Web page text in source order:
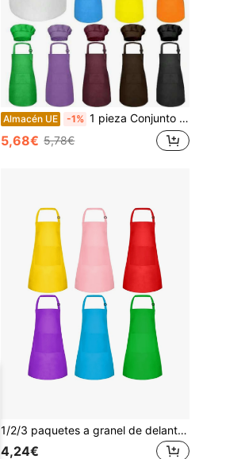
Almacén UE -1% 1 pieza Conjunto de delantal y gorro de chef para niños, delantal para niños/niñas con 2 bolsillos, ajustable, delantal para pintura infantil, adecuado para cocinar, aula, hornear, pintar, manualidades, asar a la parrilla, DIY, fiestas, edades 6-13
5,68€ 5,78€
1/2/3 paquetes a granel de delantal infantil con 2 bolsillos y ajustable de estilo chef para arte, delantal para pintura, cocina, hornear, pintura, manualidades, asado (6 colores), delantal infantil, delantal, delantal amarillo, cocina infantil, delantal para niños pequeños, delantal para niñas, delantal, delantal infantil, delantales de cocina infantil, delantales de cocina y hornear para niños, disfraz de chef infantil
4,24€